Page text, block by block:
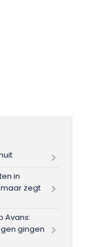
in
zegt
Avans:
gingen